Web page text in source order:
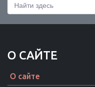
О САЙТЕ
О сайте